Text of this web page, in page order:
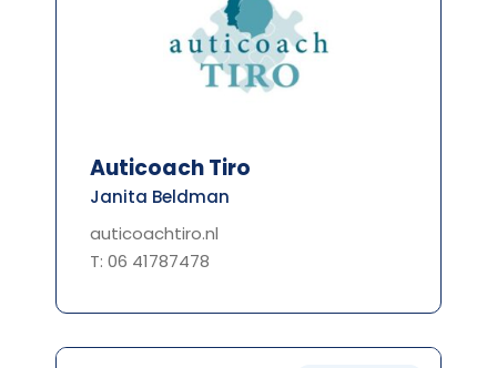
Auticoach Tiro
Janita Beldman
auticoachtiro.nl
T: 06 41787478